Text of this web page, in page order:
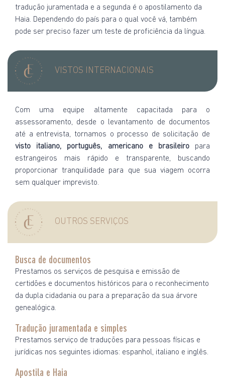
tradução juramentada e a segunda é o apostilamento da
Haia. Dependendo do país para o qual você vá, também
pode ser preciso fazer um teste de proficiência da língua.
VISTOS INTERNACIONAIS
Com uma equipe altamente capacitada para o
assessoramento, desde o levantamento de documentos
até a entrevista, tornamos o processo de solicitação de
visto italiano, português, americano e brasileiropara
estrangeiros mais rápido e transparente, buscando
proporcionar tranquilidade para que sua viagem ocorra
sem qualquer imprevisto.
OUTROS SERVIÇOS
Busca de documentos
Prestamos os serviços de pesquisa e emissão de
certidões e documentos históricos para o reconhecimento
da dupla cidadania ou para a preparação da sua árvore
genealógica.
Tradução juramentada e simples
Prestamos serviço de traduções para pessoas físicas e
jurídicas nos seguintes idiomas: espanhol, italiano e inglês.
Apostila e Haia